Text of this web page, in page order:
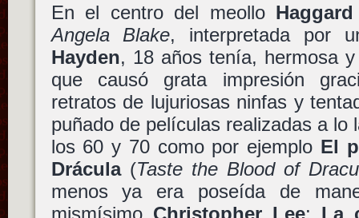
En el centro del meollo Haggard
Angela Blake, interpretada por
Hayden, 18 años tenía, hermosa
que causó grata impresión
retratos de lujuriosas ninfas y
puñado de películas realizadas a lo
los 60 y 70 como por ejemplo El
Drácula(Taste the Blood of
menos ya era poseída de
mismísimo Christopher Lee; La